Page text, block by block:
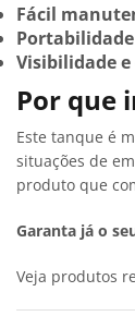
Fácil
Visibilidade
Por que
Este tanque é
situações de
produto que
Garanta já o
Veja produtos